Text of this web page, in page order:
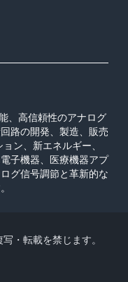
、高信頼性のアナログ
路の開発、製造、販売
ン、新エネルギー、
子機器、医療機器アプ
グ信号調節と革新的な
・転載を禁じます。